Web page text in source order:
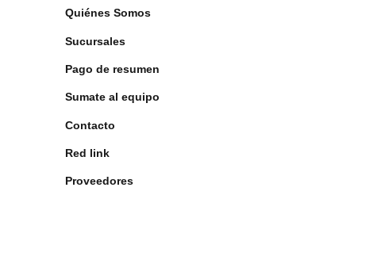
Quiénes Somos
Sucursales
Pago de resumen
Sumate al equipo
Contacto
Red link
Proveedores